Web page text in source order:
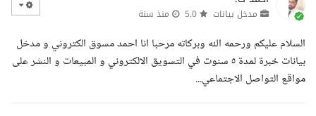
مدخل بيانات منذ سنة
السلام عليكم ورحمه الله وبركاته مرحبا انا احمد مسوق الكتروني و مدخل
بيانات خبرة لمدة ٥ سنوت في التسويق الالكتروني و المبيعات و النشر على
مواقع التواصل الاجتماعي...